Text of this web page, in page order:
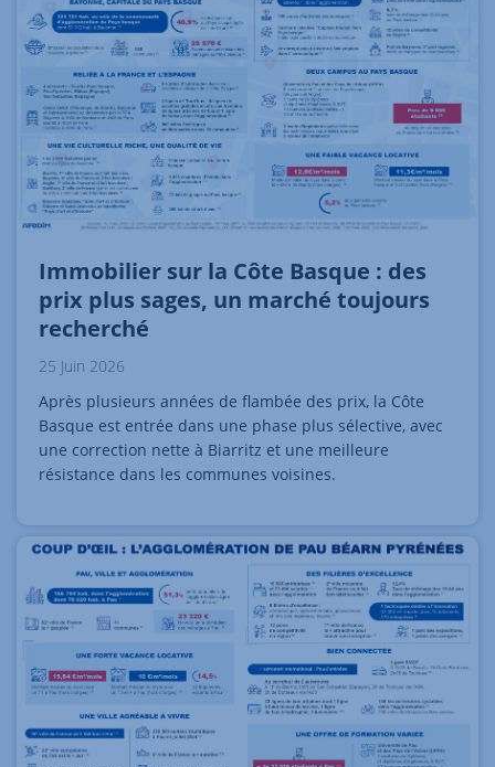
Immobilier sur la Côte Basque : des
prix plus sages, un marché toujours
recherché
25 Juin 2026
Après plusieurs années de flambée des prix, la Côte
Basque est entrée dans une phase plus sélective, avec
une correction nette à Biarritz et une meilleure
résistance dans les communes voisines.